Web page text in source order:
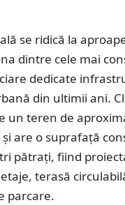
se ridică la
dintre cele mai
dedicate
din ultimii ani.
un teren de
are o suprafață
pătrați, fiind
terasă
parcare.